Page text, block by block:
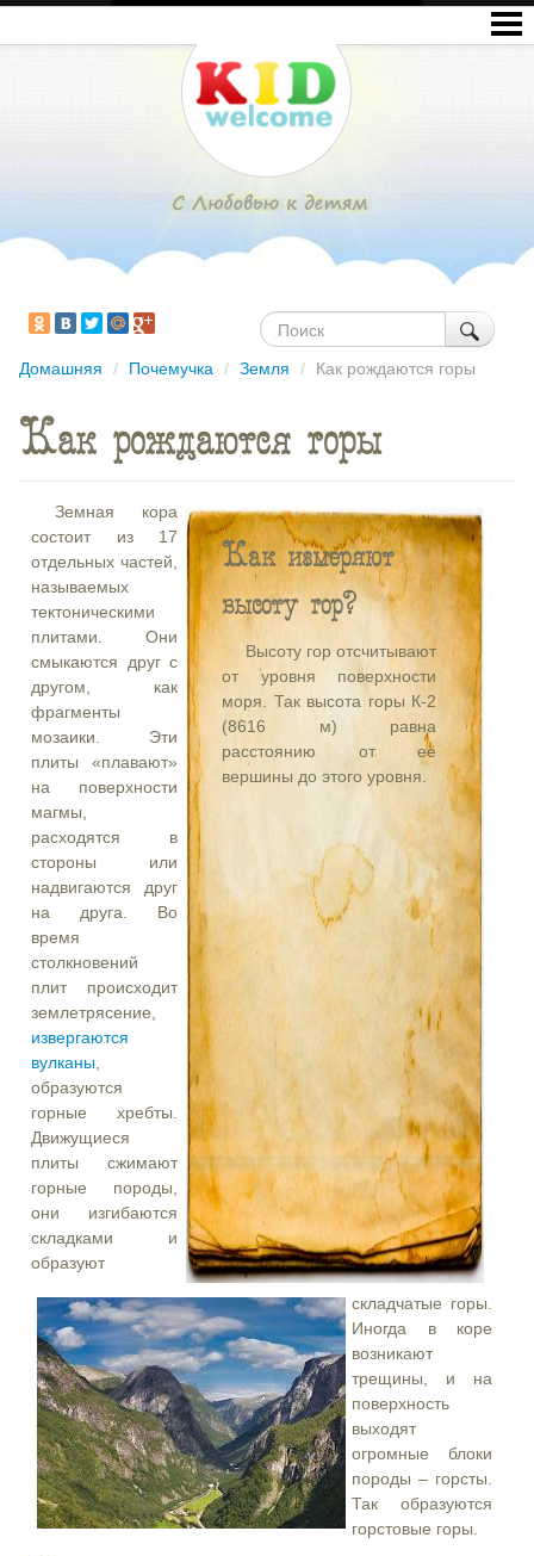
Домашняя / Почемучка / Земля / Как рождаются горы
Как рождаются горы
Как измеряют
высоту гор?
Высоту гор отсчитывают
от уровня поверхности
моря. Так высота горы К-2
(8616 м) равна
расстоянию от её
вершины до этого уровня.
Земная кора
состоит из 17
отдельных частей,
называемых
тектоническими
плитами. Они
смыкаются друг с
другом, как
фрагменты
мозаики. Эти
плиты «плавают»
на поверхности
магмы,
расходятся в
стороны или
надвигаются друг
на друга. Во
время
столкновений
плит происходит
землетрясение,
извергаются
вулканы
образуются
горные хребты.
Движущиеся
плиты сжимают
горные породы,
они изгибаются
складками и
образуют
складчатые горы.
Иногда в коре
возникают
трещины, и на
поверхность
выходят
огромные блоки
породы – горсты.
Так образуются
горстовые горы.